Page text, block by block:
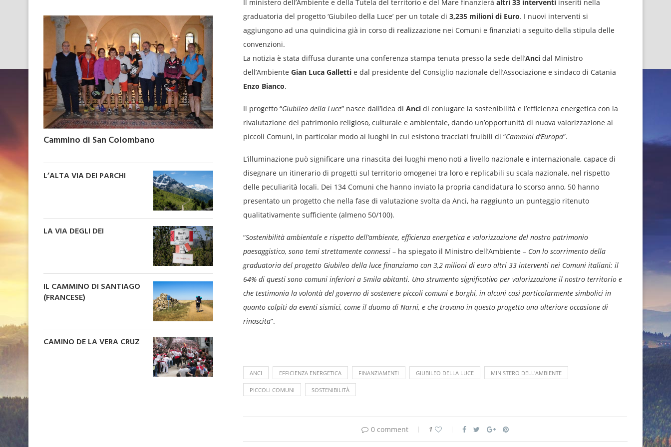
Il ministero dell’Ambiente e della Tutela del territorio e del Mare finanzieràaltri 33 interventi inseriti nella
graduatoria del progetto ‘Giubileo della Luce’ per un totale di3,235 milioni di Euro. I nuovi interventi si
aggiungono ad una quindicina già in corso di realizzazione nei Comuni e finanziati a seguito della stipula delle
convenzioni.
La notizia è stata diffusa durante una conferenza stampa tenuta presso la sede dell’Anci dal Ministro
dell’AmbienteGian Luca Galletti e dal presidente del Consiglio nazionale dell’Associazione e sindaco di Catania
Enzo Bianco.
Il progetto “Giubileo della Luce” nasce dall’idea diAnci di coniugare la sostenibilità e l’efficienza energetica con la
rivalutazione del patrimonio religioso, culturale e ambientale, dando un’opportunità di nuova valorizzazione ai
piccoli Comuni, in particolar modo ai luoghi in cui esistono tracciati fruibili di “Cammini d’Europa”.
L’illuminazione può significare una rinascita dei luoghi meno noti a livello nazionale e internazionale, capace di
disegnare un itinerario di progetti sul territorio omogenei tra loro e replicabili su scala nazionale, nel rispetto
delle peculiarità locali. Dei 134 Comuni che hanno inviato la propria candidatura lo scorso anno, 50 hanno
presentato un progetto che nella fase di valutazione svolta da Anci, ha raggiunto un punteggio ritenuto
qualitativamente sufficiente (almeno 50/100).
“Sostenibilità ambientale e rispetto dell’ambiente, efficienza energetica e valorizzazione del nostro patrimonio
paesaggistico, sono temi strettamente connessi – ha spiegato il Ministro dell’Ambiente – Con lo scorrimento della
graduatoria del progetto Giubileo della luce finanziamo con 3,2 milioni di euro altri 33 interventi nei Comuni italiani: il
64% di questi sono comuni inferiori a 5mila abitanti. Uno strumento significativo per valorizzazione il nostro territorio e
che testimonia la volontà del governo di sostenere piccoli comuni e borghi, in alcuni casi particolarmente simbolici in
quanto colpiti da eventi sismici, come il duomo di Narni, e che trovano in questo progetto una ulteriore occasione di
rinascita”.
ANCI EFFICIENZA ENERGETICA FINANZIAMENTI GIUBILEO DELLA LUCE MINISTERO DELL'AMBIENTE
PICCOLI COMUNI SOSTENIBILITÀ
0 comment 1
Cammino di San Colombano
L’ALTA VIA DEI PARCHI
LA VIA DEGLI DEI
IL CAMMINO DI SANTIAGO
(FRANCESE)
CAMINO DE LA VERA CRUZ